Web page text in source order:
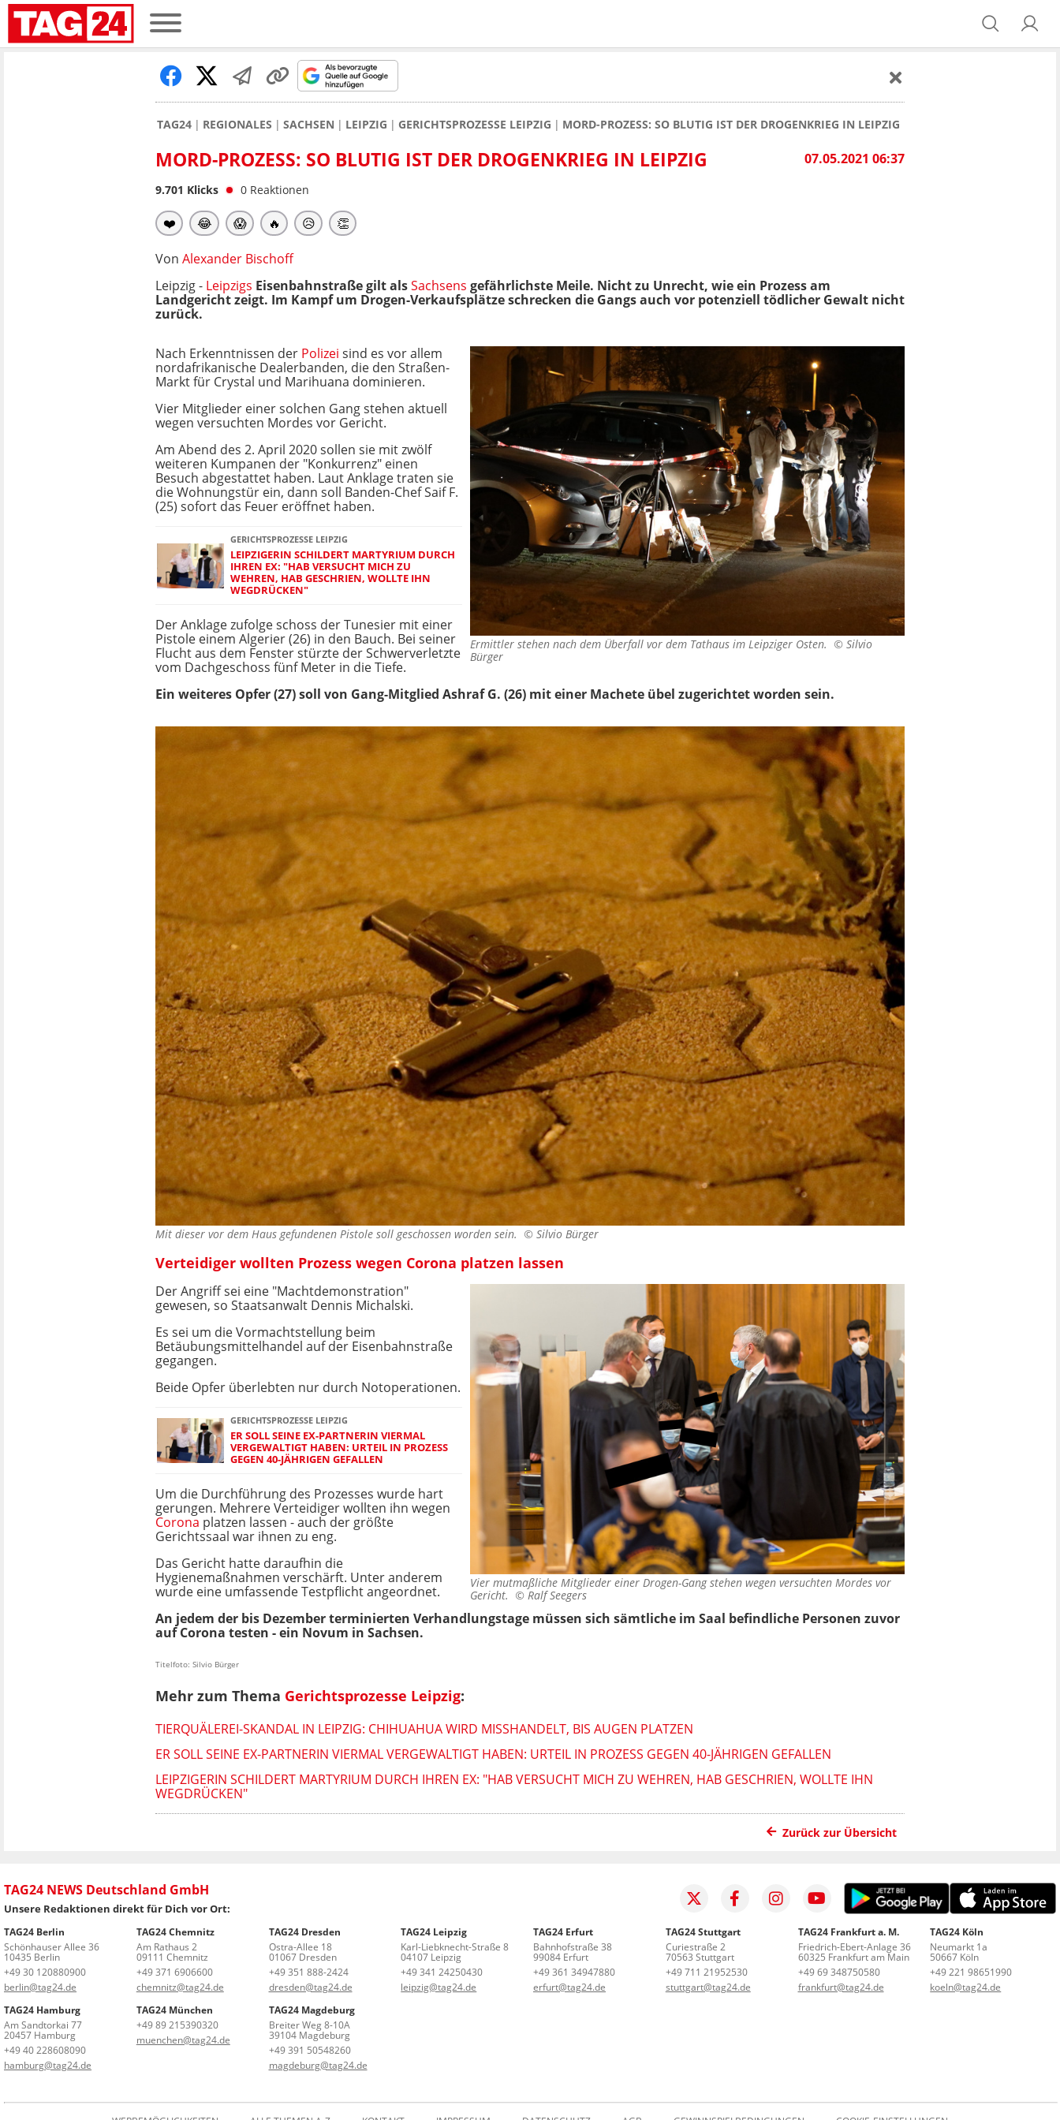
TAG24 REGIONALES SACHSEN LEIPZIG GERICHTSPROZESSE LEIPZIG MORD-PROZESS: SO BLUTIG IST DER DROGENKRIEG IN LEIPZIG
07.05.2021 06:37
MORD-PROZESS: SO BLUTIG IST DER DROGENKRIEG IN LEIPZIG
9.701 Klicks 0 Reaktionen
❤️ 😂 😱 🔥 😥 👏
Von Alexander Bischoff
Leipzig - Leipzigs Eisenbahnstraße gilt alsSachsens gefährlichste Meile. Nicht zu Unrecht, wie ein Prozess am
Landgericht zeigt. Im Kampf um Drogen-Verkaufsplätze schrecken die Gangs auch vor potenziell tödlicher Gewalt nicht
zurück.
Ermittler stehen nach dem Überfall vor dem Tathaus im Leipziger Osten. © Silvio
Bürger
Nach Erkenntnissen der Polizei sind es vor allem
nordafrikanische Dealerbanden, die den Straßen-
Markt für Crystal und Marihuana dominieren.
Vier Mitglieder einer solchen Gang stehen aktuell
wegen versuchten Mordes vor Gericht.
Am Abend des 2. April 2020 sollen sie mit zwölf
weiteren Kumpanen der "Konkurrenz" einen
Besuch abgestattet haben. Laut Anklage traten sie
die Wohnungstür ein, dann soll Banden-Chef Saif F.
(25) sofort das Feuer eröffnet haben.
GERICHTSPROZESSE LEIPZIG
LEIPZIGERIN SCHILDERT MARTYRIUM DURCH
IHREN EX: "HAB VERSUCHT MICH ZU
WEHREN, HAB GESCHRIEN, WOLLTE IHN
WEGDRÜCKEN"
Der Anklage zufolge schoss der Tunesier mit einer
Pistole einem Algerier (26) in den Bauch. Bei seiner
Flucht aus dem Fenster stürzte der Schwerverletzte
vom Dachgeschoss fünf Meter in die Tiefe.
Ein weiteres Opfer (27) soll von Gang-Mitglied Ashraf G. (26) mit einer Machete übel zugerichtet worden sein.
Mit dieser vor dem Haus gefundenen Pistole soll geschossen worden sein. © Silvio Bürger
Verteidiger wollten Prozess wegen Corona platzen lassen
Vier mutmaßliche Mitglieder einer Drogen-Gang stehen wegen versuchten Mordes vor
Gericht. © Ralf Seegers
Der Angriff sei eine "Machtdemonstration"
gewesen, so Staatsanwalt Dennis Michalski.
Es sei um die Vormachtstellung beim
Betäubungsmittelhandel auf der Eisenbahnstraße
gegangen.
Beide Opfer überlebten nur durch Notoperationen.
GERICHTSPROZESSE LEIPZIG
ER SOLL SEINE EX-PARTNERIN VIERMAL
VERGEWALTIGT HABEN: URTEIL IN PROZESS
GEGEN 40-JÄHRIGEN GEFALLEN
Um die Durchführung des Prozesses wurde hart
gerungen. Mehrere Verteidiger wollten ihn wegen
Corona platzen lassen - auch der größte
Gerichtssaal war ihnen zu eng.
Das Gericht hatte daraufhin die
Hygienemaßnahmen verschärft. Unter anderem
wurde eine umfassende Testpflicht angeordnet.
An jedem der bis Dezember terminierten Verhandlungstage müssen sich sämtliche im Saal befindliche Personen zuvor
auf Corona testen - ein Novum in Sachsen.
Titelfoto: Silvio Bürger
Mehr zum Thema Gerichtsprozesse Leipzig:
TIERQUÄLEREI-SKANDAL IN LEIPZIG: CHIHUAHUA WIRD MISSHANDELT, BIS AUGEN PLATZEN
ER SOLL SEINE EX-PARTNERIN VIERMAL VERGEWALTIGT HABEN: URTEIL IN PROZESS GEGEN 40-JÄHRIGEN GEFALLEN
LEIPZIGERIN SCHILDERT MARTYRIUM DURCH IHREN EX: "HAB VERSUCHT MICH ZU WEHREN, HAB GESCHRIEN, WOLLTE IHN
WEGDRÜCKEN"
Zurück zur Übersicht
TAG24 NEWS Deutschland GmbH
Unsere Redaktionen direkt für Dich vor Ort:
TAG24 Berlin
Schönhauser Allee 36
10435 Berlin
+49 30 120880900
berlin@tag24.de
TAG24 Chemnitz
Am Rathaus 2
09111 Chemnitz
+49 371 6906600
chemnitz@tag24.de
TAG24 Dresden
Ostra-Allee 18
01067 Dresden
+49 351 888-2424
dresden@tag24.de
TAG24 Leipzig
Karl-Liebknecht-Straße 8
04107 Leipzig
+49 341 24250430
leipzig@tag24.de
TAG24 Erfurt
Bahnhofstraße 38
99084 Erfurt
+49 361 34947880
erfurt@tag24.de
TAG24 Stuttgart
Curiestraße 2
70563 Stuttgart
+49 711 21952530
stuttgart@tag24.de
TAG24 Frankfurt a. M.
Friedrich-Ebert-Anlage 36
60325 Frankfurt am Main
+49 69 348750580
frankfurt@tag24.de
TAG24 Köln
Neumarkt 1a
50667 Köln
+49 221 98651990
koeln@tag24.de
TAG24 Hamburg
Am Sandtorkai 77
20457 Hamburg
+49 40 228608090
hamburg@tag24.de
TAG24 München
+49 89 215390320
muenchen@tag24.de
TAG24 Magdeburg
Breiter Weg 8-10A
39104 Magdeburg
+49 391 50548260
magdeburg@tag24.de